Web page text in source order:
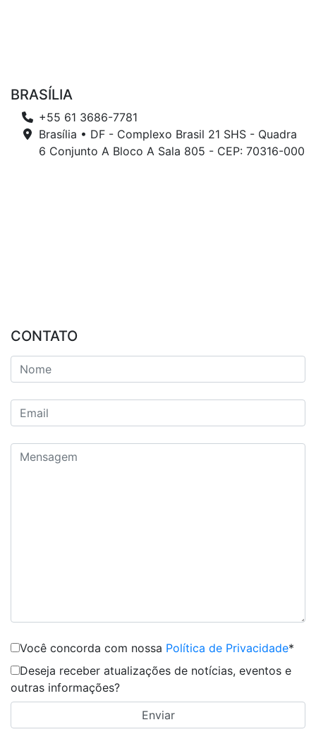
BRASÍLIA
+55 61 3686-7781
Brasília • DF - Complexo Brasil 21 SHS - Quadra
6 Conjunto A Bloco A Sala 805 - CEP: 70316-000
CONTATO
Você concorda com nossa Política de Privacidade*
Deseja receber atualizações de notícias, eventos e
outras informações?